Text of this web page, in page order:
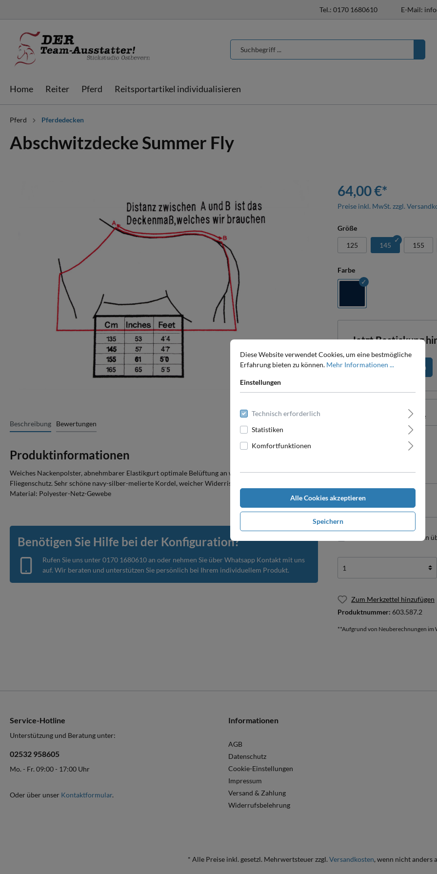
Tel.: 0170 1680610 E-Mail:
Home Reiter Pferd Reitsportartikel individualisieren
Jacken & Westen
Hoodies
Schabracken
Schabracken
individualisieren
individualisieren
individualisieren
Pferd Pferdedecken
Abschwitzdecke Summer Fly
Beschreibung Bewertungen
Produktinformationen
Weiches Nackenpolster, abnehmbarer Elastikgurt optimale Belüftung an waren Tagen und gleichzeitig
Fliegenschutz. Sehr schöne navy-silber-melierte Kordel, weicher Widerristschutz aus Kunstfell.
Material: Polyester-Netz-Gewebe
Benötigen Sie Hilfe bei der Konfiguration?
Rufen Sie uns unter 0170 1680610an oder nehmen Sie über Whatsapp Kontakt mit uns
auf. Wir beraten und unterstützen Sie persönlich bei Ihrem individuellem Produkt.
64,00 €*
Preise inkl. MwSt. zzgl.
Größe
125 145 155
Farbe
Jetzt Bestickung
Produkt konfigurieren
Pro-Stück-Aufschläge
Zusammenfassung
Gesamtpreis
Ich habe die Konfiguration
Zum Merkzettel hinzufügen
Produktnummer: 603.587.2
**Aufgrund von Neuberechnungen im
Service-Hotline
Unterstützung und Beratung unter:
02532 958605
Mo. - Fr. 09:00 - 17:00 Uhr
Oder über unser Kontaktformular.
Informationen
AGB
Datenschutz
Cookie-Einstellungen
Impressum
Versand & Zahlung
Widerrufsbelehrung
* Alle Preise inkl. gesetzl. Mehrwertsteuer zzgl. Versandkosten, wenn nicht anders
Diese Website verwendet Cookies, um eine bestmögliche
Erfahrung bieten zu können. Mehr Informationen ...
Einstellungen
Technisch erforderlich
Statistiken
Komfortfunktionen
Alle Cookies akzeptieren
Speichern